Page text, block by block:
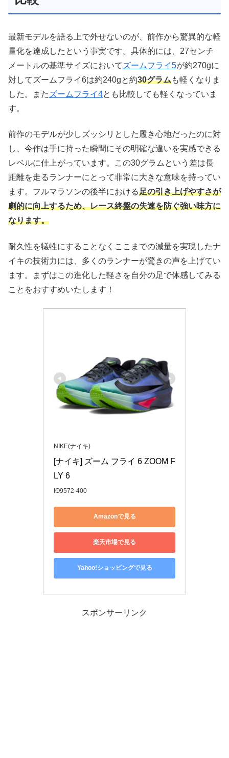
最新モデルを語る上で外せないのが、前作から驚異的な軽
量化を達成したという事実です。具体的には、27センチ
メートルの基準サイズにおいて ズームフライ5が約270gに
対してズームフライ6は約240gと約30グラムも軽くなりま
した。また ズームフライ4とも比較しても軽くなっていま
す。
前作のモデルが少しズッシリとした履き心地だったのに対
し、今作は手に持った瞬間にその明確な違いを実感できる
レベルに仕上がっています。この30グラムという差は長
距離を走るランナーにとって非常に大きな意味を持ってい
ます。フルマラソンの後半における足の引き上げやすさが
劇的に向上するため、レース終盤の失速を防ぐ強い味方に
なります。
耐久性を犠牲にすることなくここまでの減量を実現したナ
イキの技術力には、多くのランナーが驚きの声を上げてい
ます。まずはこの進化した軽さを自分の足で体感してみる
ことをおすすめいたします！
NIKE(ナイキ)
[ナイキ] ズーム フライ 6 ZOOM F
LY 6
IO9572-400
Amazonで見る
楽天市場で見る
Yahoo!ショッピングで見る
スポンサーリンク